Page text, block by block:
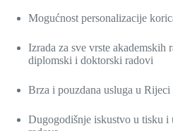
Mogućnost personalizacije
Izrada za sve vrste akademskih
diplomski i doktorski radovi
Brza i pouzdana usluga u Rijeci
Dugogodišnje iskustvo u tisku i